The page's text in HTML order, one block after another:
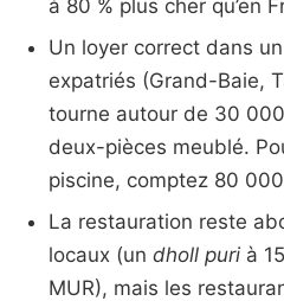
à 80 % plus cher qu’en
Un loyer correct dans
expatriés (Grand-Baie,
tourne autour de 30
deux-pièces meublé.
piscine, comptez 80
La restauration reste
locaux (un dholl purià
MUR), mais les